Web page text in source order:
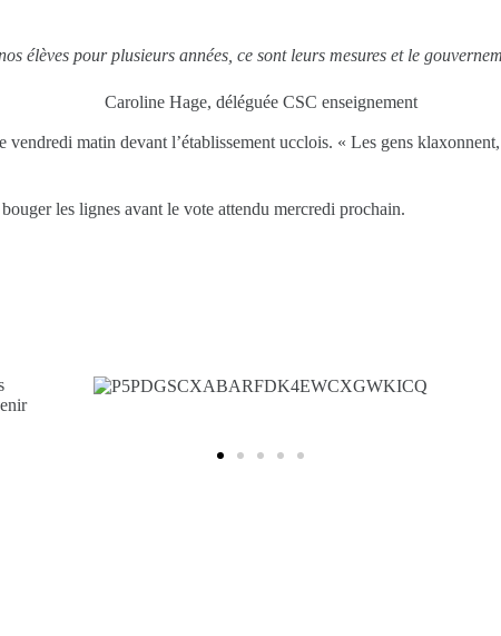
élèves pour plusieurs années, ce sont leurs mesures et le
Caroline Hage, déléguée CSC enseignement
matin devant l’établissement ucclois. « Les gens
les lignes avant le vote attendu mercredi prochain.